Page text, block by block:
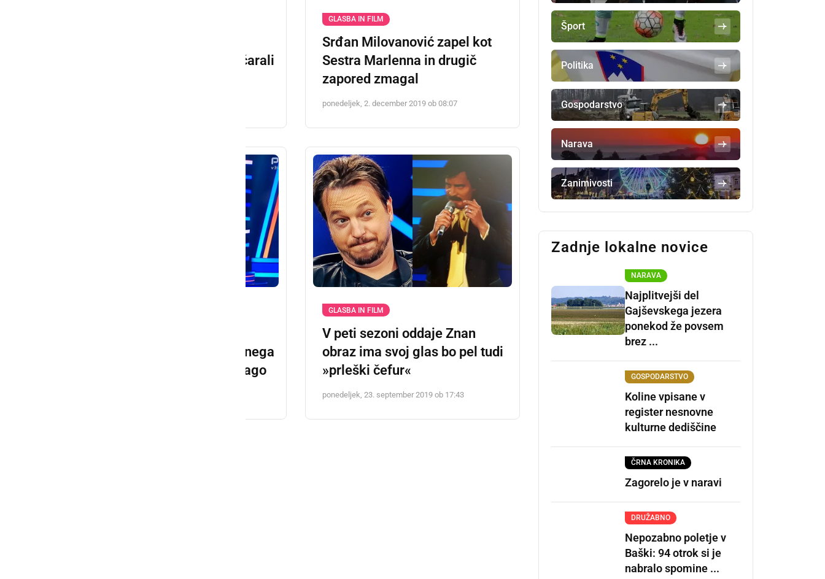
Milovanović v Ormožu pričarali
GLASBA IN FILM
Srđan Milovanović zapel kot
Sestra Marlenna in drugič
zapored zmagal
ponedeljek, 2. december 2019 ob 08:07
odlično imitacijo legendarnega
glasbenika pripel prvo zmago
GLASBA IN FILM
V peti sezoni oddaje Znan
obraz ima svoj glas bo pel tudi
»prleški čefur«
ponedeljek, 23. september 2019 ob 17:43
Šport
Politika
Gospodarstvo
Narava
Zanimivosti
Zadnje lokalne novice
NARAVA
Najplitvejši del
Gajševskega jezera
ponekod že povsem
brez ...
GOSPODARSTVO
Koline vpisane v
register nesnovne
kulturne dediščine
ČRNA KRONIKA
Zagorelo je v naravi
DRUŽABNO
Nepozabno poletje v
Baški: 94 otrok si je
nabralo spomine ...